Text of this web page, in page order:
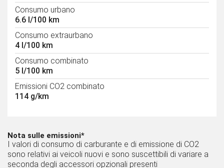
Consumo urbano
6.6 l/100 km
Consumo extraurbano
4 l/100 km
Consumo combinato
5 l/100 km
Emissioni CO2 combinato
114 g/km
Nota sulle emissioni*
I valori di consumo di carburante e di emissione di CO2
sono relativi ai veicoli nuovi e sono suscettibili di variare a
seconda degli accessori opzionali presenti